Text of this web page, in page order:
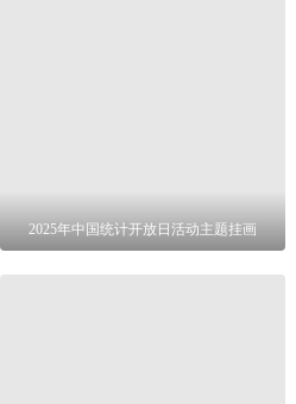
2025年中国统计开放日活动主题挂画